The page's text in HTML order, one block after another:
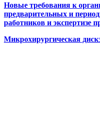
Новые требования к
предварительных и
работников и экспертизе
Микрохирургическая